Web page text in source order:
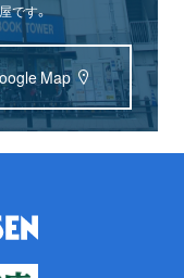
です。
Map